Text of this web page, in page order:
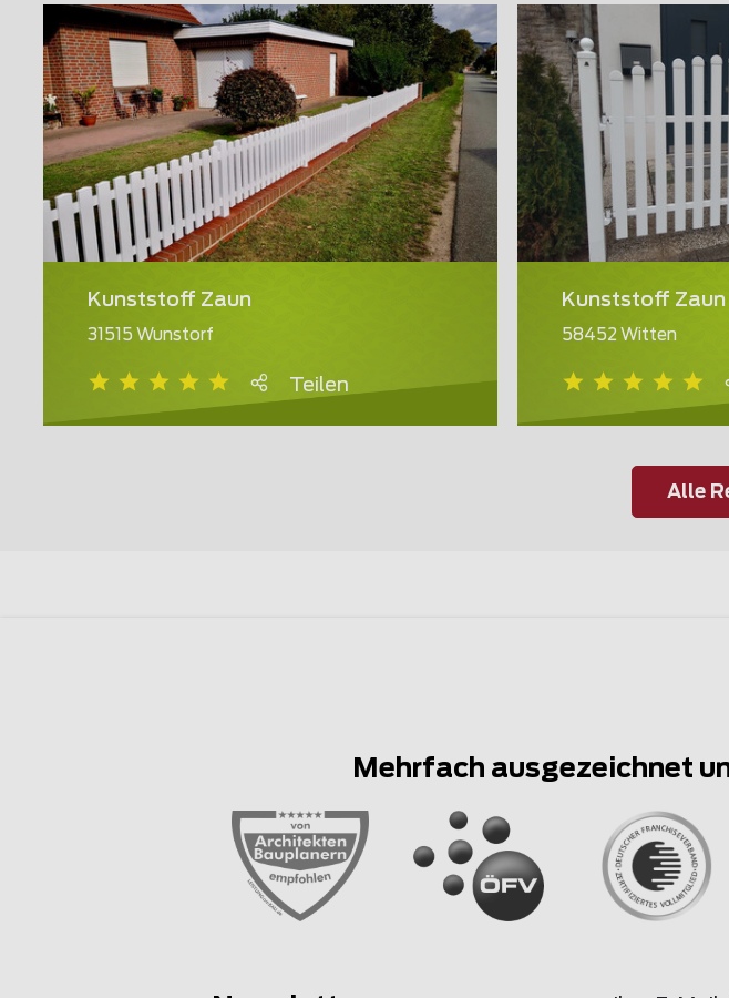
Kunststoff Zaun
31515 Wunstorf
Teilen
Kunststoff Zaun
58452 Witten
Alle
Mehrfach ausgezeichnet